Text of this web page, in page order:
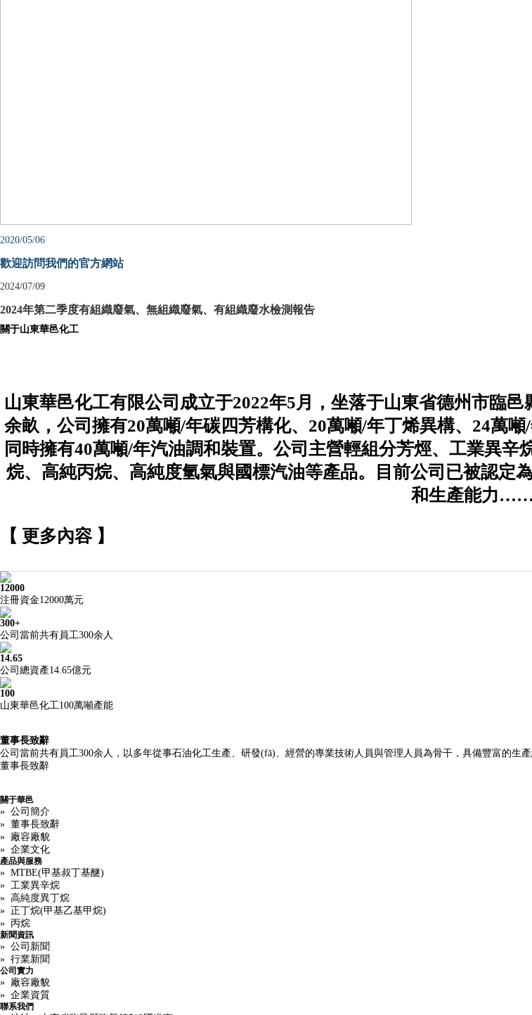
2020/05/06
歡迎訪問我們的官方網站
2024/07/09
2024年第二季度有組織廢氣、無組織廢氣、有組織廢水檢測報告
關于山東華邑化工
山東華邑化工有限公司成立于2022年5月，坐落于山東省德州市臨
余畝，公司擁有20萬噸/年碳四芳構化、20萬噸/年丁烯異構、24萬
同時擁有40萬噸/年汽油調和裝置。公司主營輕組分芳烴、工業異
烷、高純丙烷、高純度氫氣與國標汽油等產品。目前公司已被認定
和生產能力……
【 更多內容 】
12000
注冊資金12000萬元
300+
公司當前共有員工300余人
14.65
公司總資產14.65億元
100
山東華邑化工100萬噸產能
董事長致辭
公司當前共有員工300余人，以多年從事石油化工生產、研發(fā)、經營的專業技術人員與管理人員為骨干，具備豐富的生
董事長致辭
關于華邑
» 公司簡介
» 董事長致辭
» 廠容廠貌
» 企業文化
產品與服務
» MTBE(甲基叔丁基醚)
» 工業異辛烷
» 高純度異丁烷
» 正丁烷(甲基乙基甲烷)
» 丙烷
新聞資訊
» 公司新聞
» 行業新聞
公司實力
» 廠容廠貌
» 企業資質
聯系我們